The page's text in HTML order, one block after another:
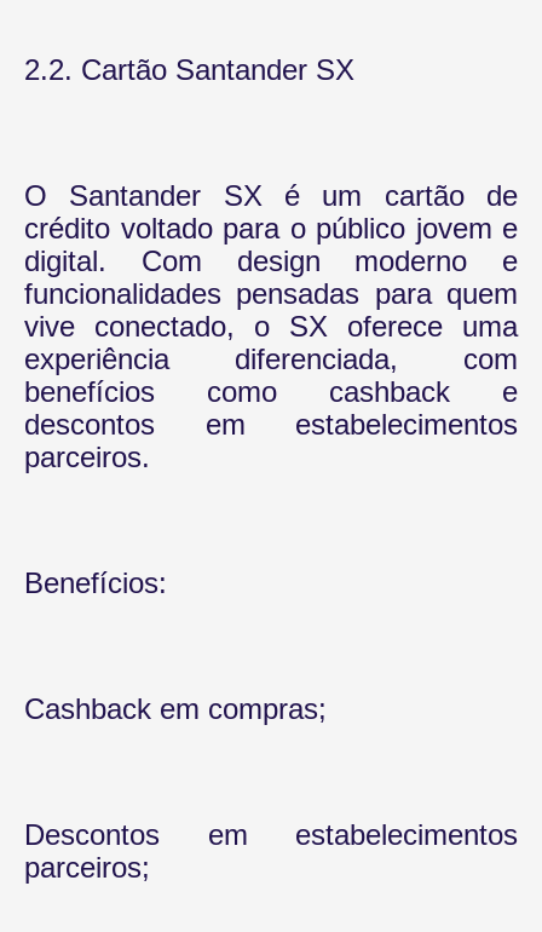
2.2. Cartão Santander SX
O Santander SX é um cartão de
crédito voltado para o público jovem e
digital. Com design moderno e
funcionalidades pensadas para quem
vive conectado, o SX oferece uma
experiência diferenciada, com
benefícios como cashback e
descontos em estabelecimentos
parceiros.
Benefícios:
Cashback em compras;
Descontos em estabelecimentos
parceiros;